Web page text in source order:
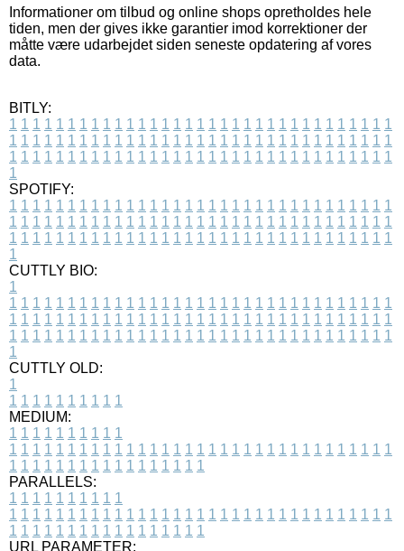
Informationer om tilbud og online shops opretholdes hele
tiden, men der gives ikke garantier imod korrektioner der
måtte være udarbejdet siden seneste opdatering af vores
data.
BITLY:
1 1 1 1 1 1 1 1 1 1 1 1 1 1 1 1 1 1 1 1 1 1 1 1 1 1 1 1 1 1 1 1 1
1 1 1 1 1 1 1 1 1 1 1 1 1 1 1 1 1 1 1 1 1 1 1 1 1 1 1 1 1 1 1 1 1
1 1 1 1 1 1 1 1 1 1 1 1 1 1 1 1 1 1 1 1 1 1 1 1 1 1 1 1 1 1 1 1 1
1
SPOTIFY:
1 1 1 1 1 1 1 1 1 1 1 1 1 1 1 1 1 1 1 1 1 1 1 1 1 1 1 1 1 1 1 1 1
1 1 1 1 1 1 1 1 1 1 1 1 1 1 1 1 1 1 1 1 1 1 1 1 1 1 1 1 1 1 1 1 1
1 1 1 1 1 1 1 1 1 1 1 1 1 1 1 1 1 1 1 1 1 1 1 1 1 1 1 1 1 1 1 1 1
1
CUTTLY BIO:
1
1 1 1 1 1 1 1 1 1 1 1 1 1 1 1 1 1 1 1 1 1 1 1 1 1 1 1 1 1 1 1 1 1
1 1 1 1 1 1 1 1 1 1 1 1 1 1 1 1 1 1 1 1 1 1 1 1 1 1 1 1 1 1 1 1 1
1 1 1 1 1 1 1 1 1 1 1 1 1 1 1 1 1 1 1 1 1 1 1 1 1 1 1 1 1 1 1 1 1
1
CUTTLY OLD:
1
1 1 1 1 1 1 1 1 1 1
MEDIUM:
1 1 1 1 1 1 1 1 1 1
1 1 1 1 1 1 1 1 1 1 1 1 1 1 1 1 1 1 1 1 1 1 1 1 1 1 1 1 1 1 1 1 1
1 1 1 1 1 1 1 1 1 1 1 1 1 1 1 1 1
PARALLELS:
1 1 1 1 1 1 1 1 1 1
1 1 1 1 1 1 1 1 1 1 1 1 1 1 1 1 1 1 1 1 1 1 1 1 1 1 1 1 1 1 1 1 1
1 1 1 1 1 1 1 1 1 1 1 1 1 1 1 1 1
URL PARAMETER: